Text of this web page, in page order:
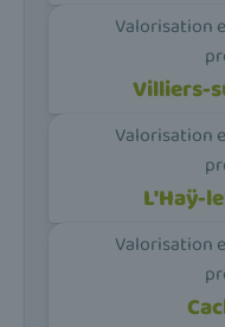
Valorisation
Villiers-
Valorisation
L'Haÿ-
Valorisation